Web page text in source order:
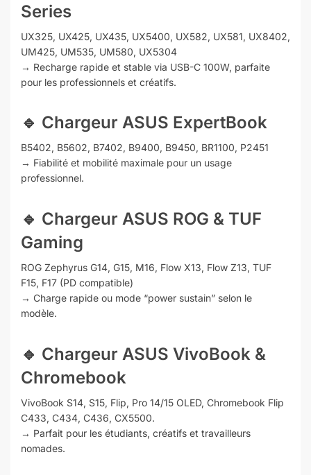
Series
UX325, UX425, UX435, UX5400, UX582, UX581, UX8402,
UM425, UM535, UM580, UX5304
→ Recharge rapide et stable via USB-C 100W, parfaite
pour les professionnels et créatifs.
🔹 Chargeur ASUS ExpertBook
B5402, B5602, B7402, B9400, B9450, BR1100, P2451
→ Fiabilité et mobilité maximale pour un usage
professionnel.
🔹 Chargeur ASUS ROG & TUF
Gaming
ROG Zephyrus G14, G15, M16, Flow X13, Flow Z13, TUF
F15, F17 (PD compatible)
→ Charge rapide ou mode “power sustain” selon le
modèle.
🔹 Chargeur ASUS VivoBook &
Chromebook
VivoBook S14, S15, Flip, Pro 14/15 OLED, Chromebook Flip
C433, C434, C436, CX5500.
→ Parfait pour les étudiants, créatifs et travailleurs
nomades.